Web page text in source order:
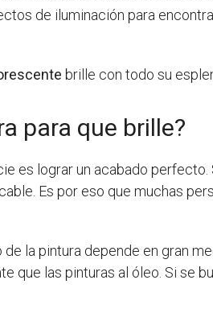
de iluminación para
brille con todo su
para que brille?
es lograr un acabado
Es por eso que muchas
la pintura depende en gran
que las pinturas al óleo. Si se